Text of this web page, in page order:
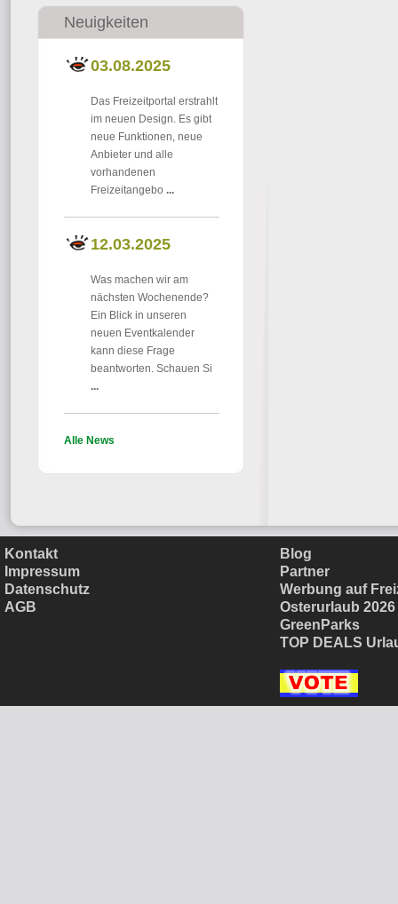
Neuigkeiten
03.08.2025
Das Freizeitportal erstrahlt
im neuen Design. Es gibt
neue Funktionen, neue
Anbieter und alle
vorhandenen
Freizeitangebo ...
12.03.2025
Was machen wir am
nächsten Wochenende?
Ein Blick in unseren
neuen Eventkalender
kann diese Frage
beantworten. Schauen Si
...
Alle News
Kontakt
Impressum
Datenschutz
AGB
Blog
Partner
Werbung auf
Osterurlaub
GreenParks
TOP DEALS